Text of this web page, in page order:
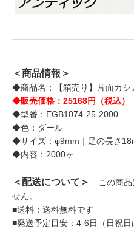
＜商品情報＞
◆商品名：【箱売り】片面カシ
◆販売価格：25168円（税込）
◆型番：EGB1074-25-2000
◆色：ダール
◆サイズ：φ9mm｜足の長さ
◆内容：2000ヶ
＜配送について＞
この商品
せん。
■送料：送料無料です
■発送予定目安：4-6日（日祝日